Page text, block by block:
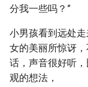
分我一些吗？”
小男孩看到远处
女的美丽所惊讶
话，声音很好听
观的想法，